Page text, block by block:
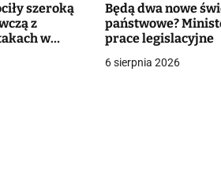
szeroką
z
w
Będą dwa nowe
państwowe?
prace legislacyjne
6 sierpnia 2026